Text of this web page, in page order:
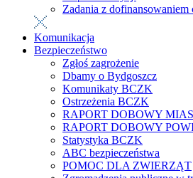
Zadania z dofinansowaniem
Komunikacja
Bezpieczeństwo
Zgłoś zagrożenie
Dbamy o Bydgoszcz
Komunikaty BCZK
Ostrzeżenia BCZK
RAPORT DOBOWY
RAPORT DOBOWY
Statystyka BCZK
ABC bezpieczeństwa
POMOC DLA ZWIERZĄT